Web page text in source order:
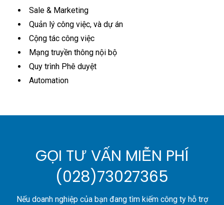
Sale & Marketing
Quản lý công việc, và dự án
Cộng tác công việc
Mạng truyền thông nội bộ
Quy trình Phê duyệt
Automation
GỌI TƯ VẤN MIỄN PHÍ
(028)73027365
Nếu doanh nghiệp của bạn đang tìm kiếm công ty hỗ trợ